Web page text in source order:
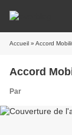
Accueil » Accord
Accord
Par